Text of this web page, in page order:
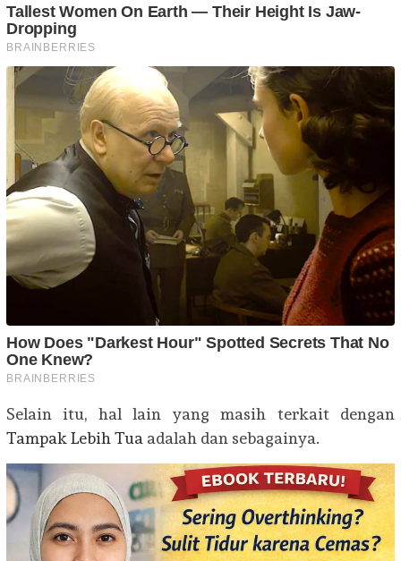
Selain itu, hal lain yang masih terkait dengan
Tampak Lebih Tua adalah dan sebagainya.